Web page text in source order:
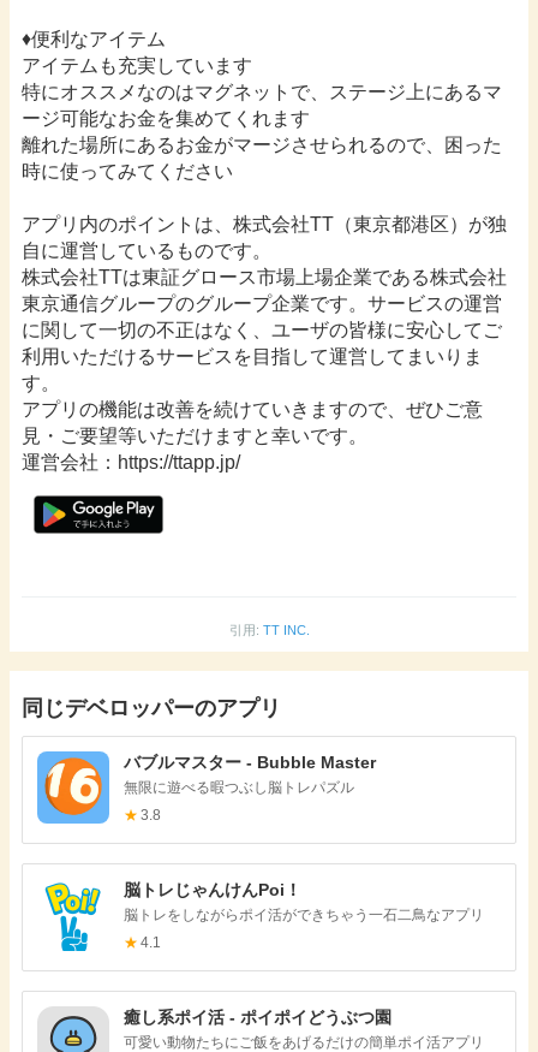
♦︎便利なアイテム
アイテムも充実しています
特にオススメなのはマグネットで、ステージ上にあるマ
ージ可能なお金を集めてくれます
離れた場所にあるお金がマージさせられるので、困った
時に使ってみてください
アプリ内のポイントは、株式会社TT（東京都港区）が独
自に運営しているものです。
株式会社TTは東証グロース市場上場企業である株式会社
東京通信グループのグループ企業です。サービスの運営
に関して一切の不正はなく、ユーザの皆様に安心してご
利用いただけるサービスを目指して運営してまいりま
す。
アプリの機能は改善を続けていきますので、ぜひご意
見・ご要望等いただけますと幸いです。
運営会社：https://ttapp.jp/
引用: TT INC.
同じデベロッパーのアプリ
バブルマスター - Bubble Master
無限に遊べる暇つぶし脳トレパズル
★ 3.8
脳トレじゃんけんPoi！
脳トレをしながらポイ活ができちゃう一石二鳥なアプリ
★ 4.1
癒し系ポイ活 - ポイポイどうぶつ園
可愛い動物たちにご飯をあげるだけの簡単ポイ活アプリ